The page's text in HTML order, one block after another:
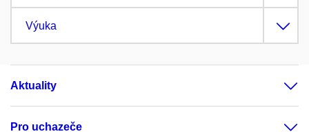
Výuka
Aktuality
Pro uchazeče